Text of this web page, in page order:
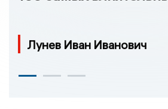
Лунев Иван Иванович